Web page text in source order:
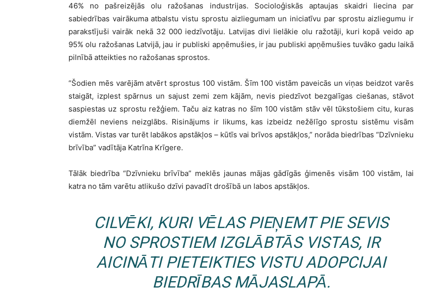
46% no pašreizējās olu ražošanas industrijas. Socioloģiskās aptaujas skaidri liecina par
sabiedrības vairākuma atbalstu vistu sprostu aizliegumam un iniciatīvu par sprostu aizliegumu ir
parakstījuši vairāk nekā 32 000 iedzīvotāju. Latvijas divi lielākie olu ražotāji, kuri kopā veido ap
95% olu ražošanas Latvijā, jau ir publiski apņēmušies, ir jau publiski apņēmušies tuvāko gadu laikā
pilnībā atteikties no ražošanas sprostos.
“Šodien mēs varējām atvērt sprostus 100 vistām. Šīm 100 vistām paveicās un viņas beidzot varēs
staigāt, izplest spārnus un sajust zemi zem kājām, nevis piedzīvot bezgalīgas ciešanas, stāvot
saspiestas uz sprostu režģiem. Taču aiz katras no šīm 100 vistām stāv vēl tūkstošiem citu, kuras
diemžēl neviens neizglābs. Risinājums ir likums, kas izbeidz nežēlīgo sprostu sistēmu visām
vistām. Vistas var turēt labākos apstākļos – kūtīs vai brīvos apstākļos,” norāda biedrības “Dzīvnieku
brīvība” vadītāja Katrīna Krīgere.
Tālāk biedrība “Dzīvnieku brīvība” meklēs jaunas mājas gādīgās ģimenēs visām 100 vistām, lai
katra no tām varētu atlikušo dzīvi pavadīt drošībā un labos apstākļos.
CILVĒKI, KURI VĒLAS PIEŅEMT PIE SEVIS
NO SPROSTIEM IZGLĀBTĀS VISTAS, IR
AICINĀTI PIETEIKTIES VISTU ADOPCIJAI
BIEDRĪBAS MĀJASLAPĀ.